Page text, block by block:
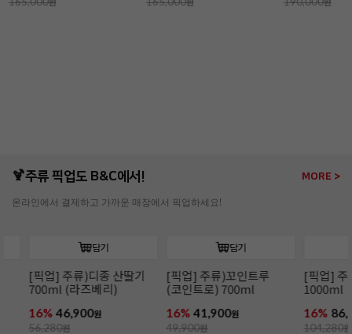
🍹주류 픽업도 B&C에서! MORE >
온라인에서 결제하고 가까운 매장에서 픽업하세요!
담기
[픽업] 주류)디종 산딸기
700ml (라즈베리)
16% 46,900원
56,280원
담기
[픽업] 주류)꼬인트루
(코인트로) 700ml
16% 41,900원
49,900원
[픽업] 주류)
1000ml
16% 86,900
104,280원